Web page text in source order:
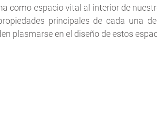
como espacio vital al interior de
principales de cada una
plasmarse en el diseño de estos